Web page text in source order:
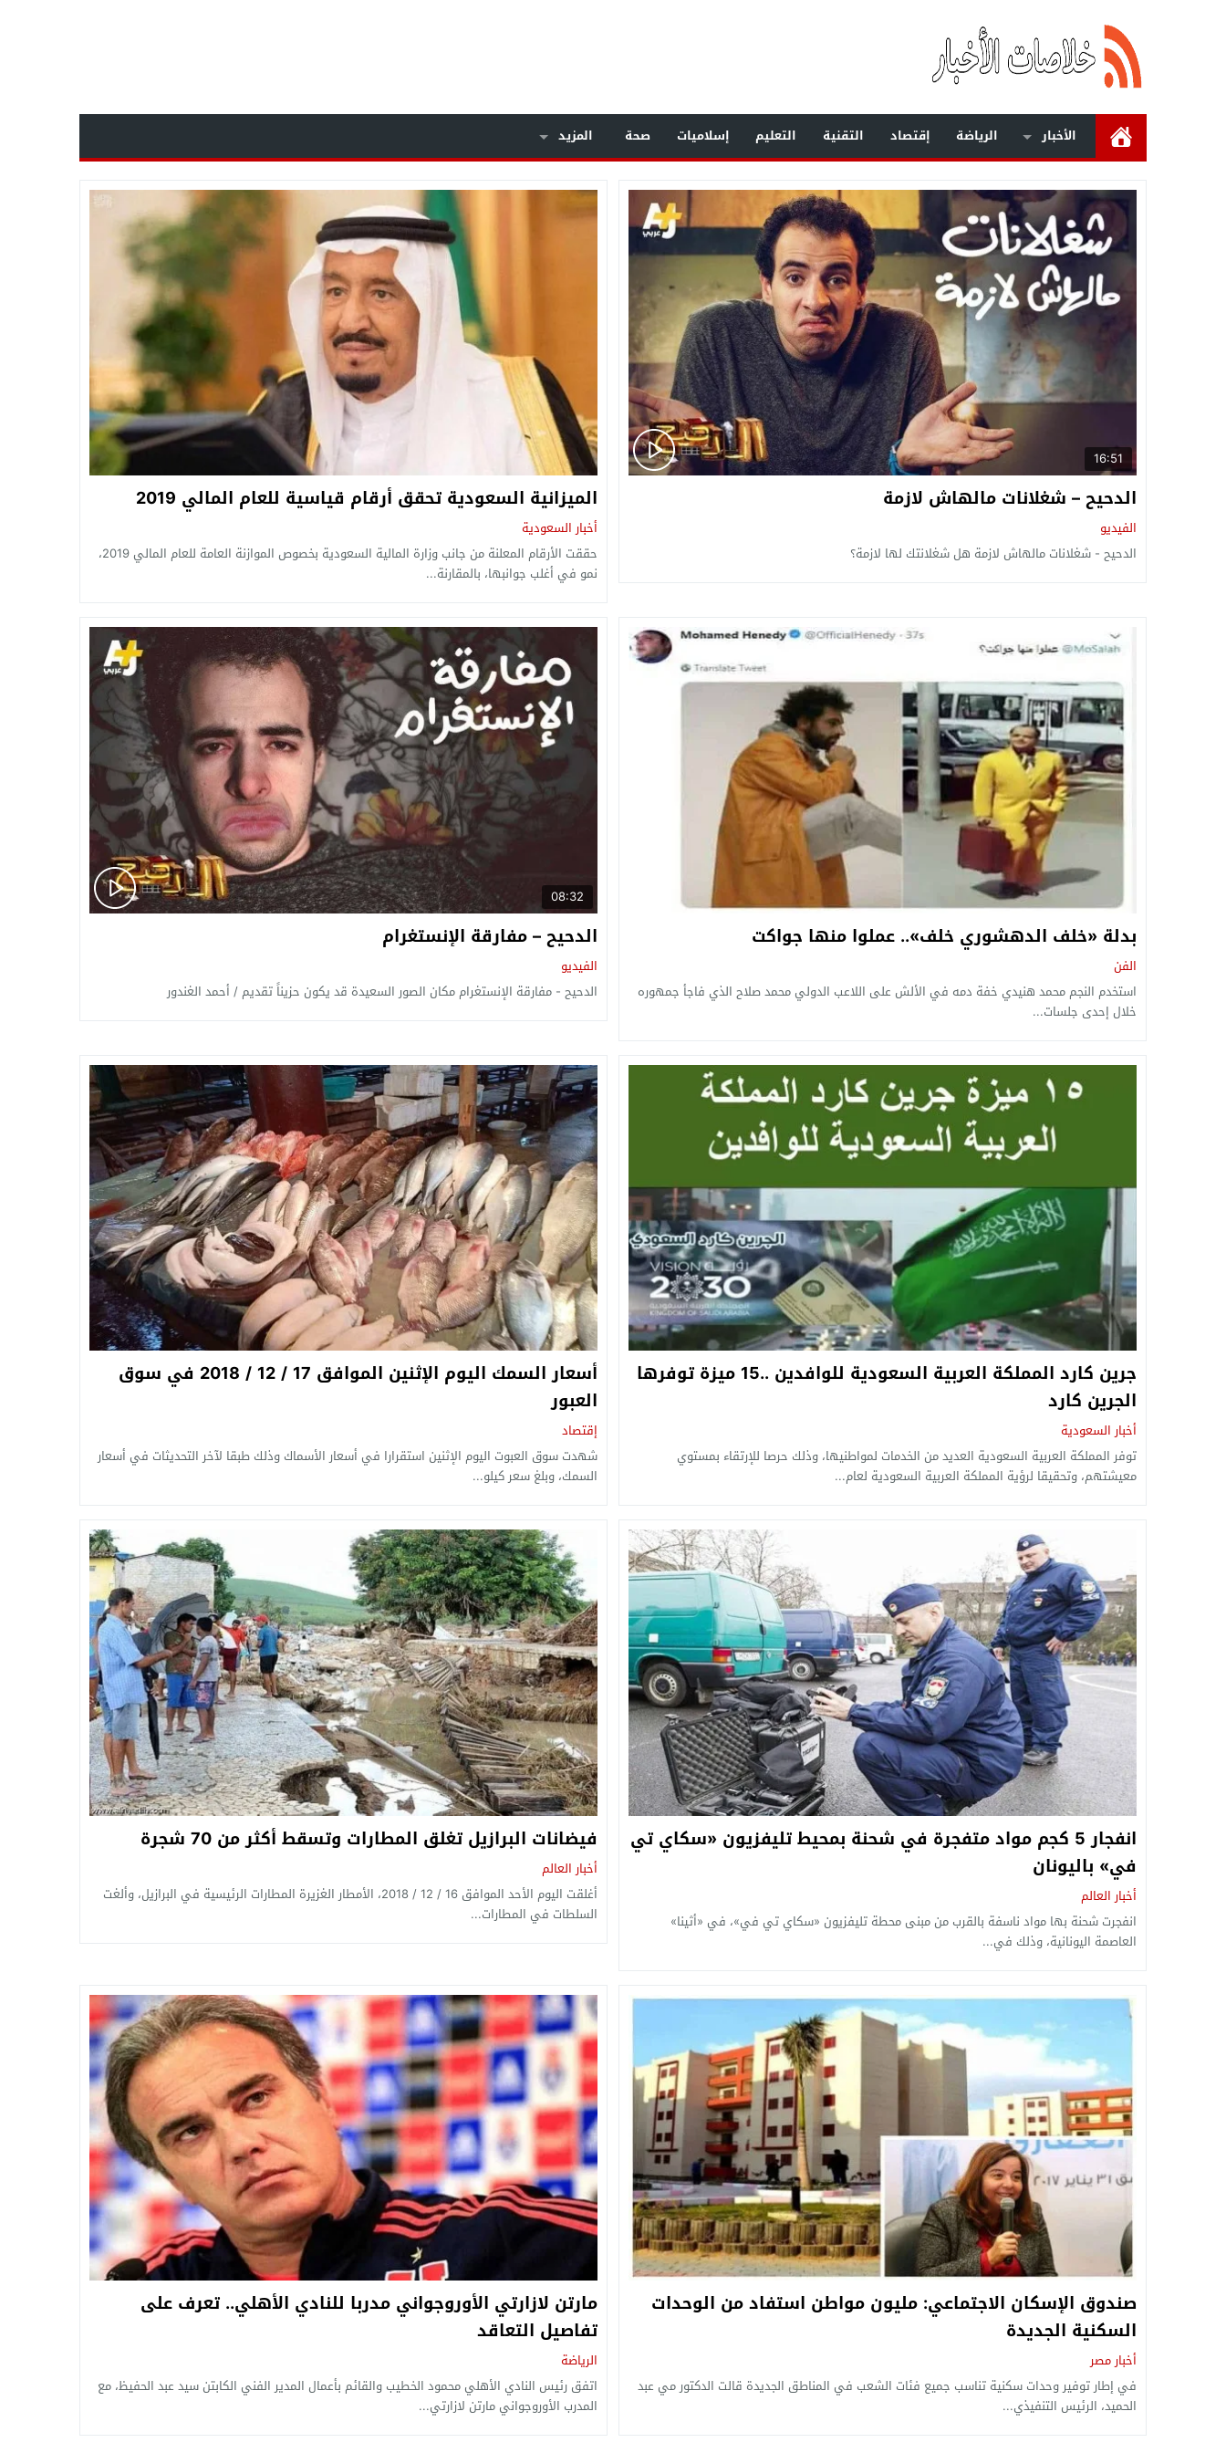
الأخبار الرياضة إقتصاد التقنية التعليم إسلاميات صحة المزيد
16:51
الدحيح – شغلانات مالهاش لازمة
الفيديو
الدحيح - شغلانات مالهاش لازمة هل شغلانتك لها لازمة؟
الميزانية السعودية تحقق أرقام قياسية للعام المالي 2019
أخبار السعودية
حققت الأرقام المعلنة من جانب وزارة المالية السعودية بخصوص الموازنة العامة للعام المالي 2019،
نمو في أغلب جوانبها، بالمقارنة...
بدلة «خلف الدهشوري خلف».. عملوا منها جواكت
الفن
استخدم النجم محمد هنيدي خفة دمه في الألش على اللاعب الدولي محمد صلاح الذي فاجأ جمهوره
خلال إحدى جلسات...
08:32
الدحيح – مفارقة الإنستغرام
الفيديو
الدحيح - مفارقة الإنستغرام مكان الصور السعيدة قد يكون حزيناً تقديم / أحمد الغندور
جرين كارد المملكة العربية السعودية للوافدين ..15 ميزة توفرها
الجرين كارد
أخبار السعودية
توفر المملكة العربية السعودية العديد من الخدمات لمواطنيها، وذلك حرصا للإرتقاء بمستوي
معيشتهم، وتحقيقا لرؤية المملكة العربية السعودية لعام...
أسعار السمك اليوم الإثنين الموافق 17 / 12 / 2018 في سوق
العبور
إقتصاد
شهدت سوق العبوت اليوم الإثنين استقرارا في أسعار الأسماك وذلك طبقا لآخر التحديثات في أسعار
السمك، وبلغ سعر كيلو...
انفجار 5 كجم مواد متفجرة في شحنة بمحيط تليفزيون «سكاي تي
في» باليونان
أخبار العالم
انفجرت شحنة بها مواد ناسفة بالقرب من مبنى محطة تليفزيون «سكاي تي في»، في «أثينا»
العاصمة اليونانية، وذلك في...
فيضانات البرازيل تغلق المطارات وتسقط أكثر من 70 شجرة
أخبار العالم
أغلقت اليوم الأحد الموافق 16 / 12 / 2018، الأمطار الغزيرة المطارات الرئيسية في البرازيل، وألغت
السلطات في المطارات...
صندوق الإسكان الاجتماعي: مليون مواطن استفاد من الوحدات
السكنية الجديدة
أخبار مصر
في إطار توفير وحدات سكنية تناسب جميع فئات الشعب في المناطق الجديدة قالت الدكتور مي عبد
الحميد، الرئيس التنفيذي...
مارتن لازارتي الأوروجواني مدربا للنادي الأهلي.. تعرف على
تفاصيل التعاقد
الرياضة
اتفق رئيس النادي الأهلي محمود الخطيب والقائم بأعمال المدير الفني الكابتن سيد عبد الحفيظ، مع
المدرب الأوروجواني مارتن لازارتي...